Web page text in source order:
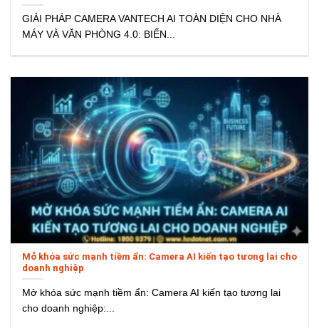
GIẢI PHÁP CAMERA VANTECH AI TOÀN DIỆN CHO NHÀ
MÁY VÀ VĂN PHÒNG 4.0: BIẾN...
Mở khóa sức mạnh tiềm ẩn: Camera AI kiến tạo tương lai cho
doanh nghiệp
Mở khóa sức mạnh tiềm ẩn: Camera AI kiến tạo tương lai
cho doanh nghiệp:...